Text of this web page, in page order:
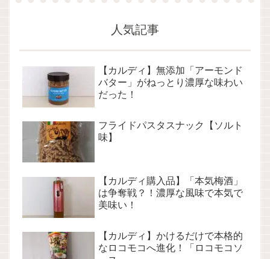
人気記事
【カルディ】無添加「アーモンド
バター」がねっとり濃厚な味わい
だった！
フライドパスタスナック【ソルト
味】
【カルディ購入品】「本気梅酒」
は争奪戦？！濃厚な風味で本気で
美味い！
【カルディ】かけるだけで本格的
なロコモコへ進化！「ロコモコソ